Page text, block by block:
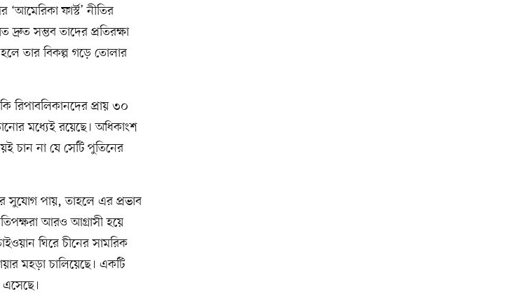
ফার্স্ট’ নীতির
সম্ভব তাদের প্রতিরক্ষা
তার বিকল্প গড়ে তোলার
রিপাবলিকানদের প্রায় ৩০
মধ্যেই রয়েছে। অধিকাংশ
চান না যে সেটি পুতিনের
সুযোগ পায়, তাহলে এর প্রভাব
আরও আগ্রাসী হয়ে
ঘিরে চীনের সামরিক
মহড়া চালিয়েছে। একটি
এসেছে।